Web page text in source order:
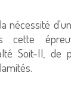
nécessité
Soit-Il, de